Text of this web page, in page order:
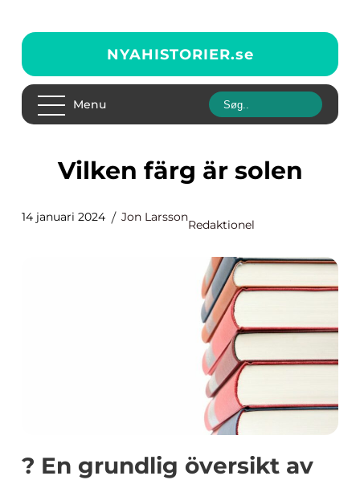
NYAHISTORIER.se
Menu
Vilken färg är solen
14 januari 2024 Jon Larsson
Redaktionel
? En grundlig översikt av